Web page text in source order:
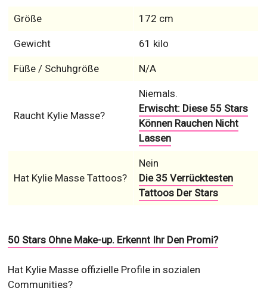
Größe 172 cm
Gewicht 61 kilo
Füße / Schuhgröße N/A
Raucht Kylie Masse?
Niemals.
Erwischt: Diese 55 Stars
Können Rauchen Nicht
Lassen
Hat Kylie Masse Tattoos?
Nein
Die 35 Verrücktesten
Tattoos Der Stars
50 Stars Ohne Make-up. Erkennt Ihr Den Promi?
Hat Kylie Masse offizielle Profile in sozialen
Communities?